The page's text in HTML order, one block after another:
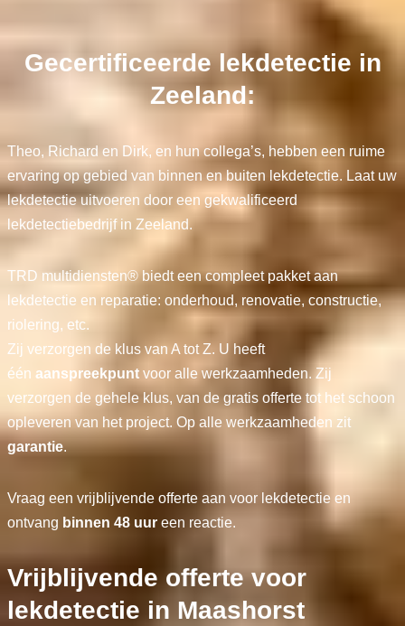
Gecertificeerde lekdetectie in
Zeeland:
Theo, Richard en Dirk, en hun collega’s, hebben een ruime
ervaring op gebied van binnen en buiten lekdetectie. Laat uw
lekdetectie uitvoeren door een gekwalificeerd
lekdetectiebedrijf in Zeeland.
TRD multidiensten® biedt een compleet pakket aan
lekdetectie en reparatie: onderhoud, renovatie, constructie,
riolering, etc.
Zij verzorgen de klus van A tot Z. U heeft
één aanspreekpuntvoor alle werkzaamheden. Zij
verzorgen de gehele klus, van de gratis offerte tot het schoon
opleveren van het project. Op alle werkzaamheden zit
garantie.
Vraag een vrijblijvende offerte aan voor lekdetectie en
ontvang binnen 48 uureen reactie.
Vrijblijvende offerte voor
lekdetectie in Maashorst